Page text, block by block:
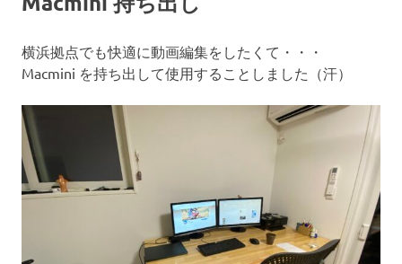
横浜拠点でも快適に動画編集をしたくて・・・
Macmini を持ち出して使用することしました（汗）